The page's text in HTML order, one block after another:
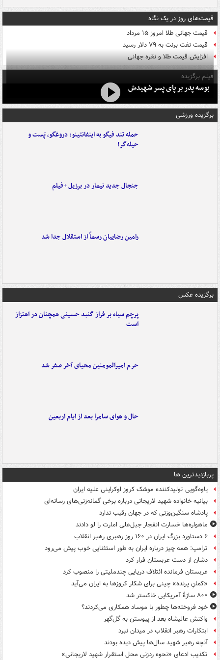
قیمت‌های روز در یک نگاه
قیمت جهانی طلا امروز ۱۵ مرداد
قیمت نفت برنت به ۷۹ دلار رسید
افزایش قیمت طلا و نقره جهانی
فیلم برگزیده
بوسه‌ پدر بر پای پسر شهیدش
برگزیده ورزشی
حمله تند فیگو به اینفانتینو: دروغگو، پَست‌ و
حیله‌گر!
جنجال جدید نیمار در برزیل +فیلم
رامین رضاییان رسماً از استقلال جدا شد
برگزیده عکس
پرچم سیاه بر فراز گنبد حسینی همچنان در اهتزاز
است
حرم امیرالمومنین محیای آخر صفر شد
حال و هوای سامرا بعد از ایام اربعین
پربازدیدترین ها
یاوه‌گویی تولیدکننده موشک کروز اوکراینی علیه ایران
بیانیه خانواده شهید لاریجانی درباره برخی گمانه‌زنی‌های رسانه‌ای
پادشاه سنگین‌وزنی که در جهان رقیب ندارد
ماهواره‌ها خسارت انفجار جبل‌علی امارت را لو دادند
۶ دستاورد بزرگ ایران در ۱۶۰ روز رهبری رهبر انقلاب
ترامپ: همه چیز درباره ایران به طور استثنایی خوب پیش می‌رود
دشان از دست عربستان فرار کرد
عربستان فرمانده ائتلاف دریایی چندملیتی را منصوب کرد
«کمانِ پرنده» چینی برای شکار کروزها به ایران می‌آید
۸۰۰ سازۀ آمریکایی خاکستر شد
خود فروخته‌ها چطور با موساد همکاری می‌کردند؟
واکنش عالیشاه بعد از پیوستن به گل‌گهر
ابتکارات رهبر انقلاب در میدان نبرد
آنچه رهبر شهید سال‌ها پیش دیده بودند
تکذیب ادعای «نحوه ردزنی محل استقرار شهید لاریجانی»